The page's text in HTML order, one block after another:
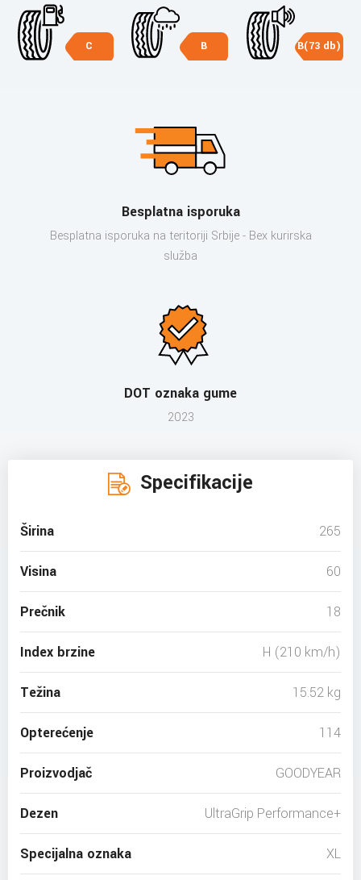
C B B(73 db)
Besplatna isporuka
Besplatna isporuka na teritoriji Srbije - Bex kurirska
služba
DOT oznaka gume
2023
Specifikacije
Širina 265
Visina 60
Prečnik 18
Index brzine H (210 km/h)
Težina 15.52 kg
Opterećenje 114
Proizvodjač GOODYEAR
Dezen UltraGrip Performance+
Specijalna oznaka XL